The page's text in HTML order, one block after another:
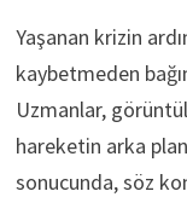
Yaşanan krizin
kaybetmeden
Uzmanlar,
hareketin arka
sonucunda, söz